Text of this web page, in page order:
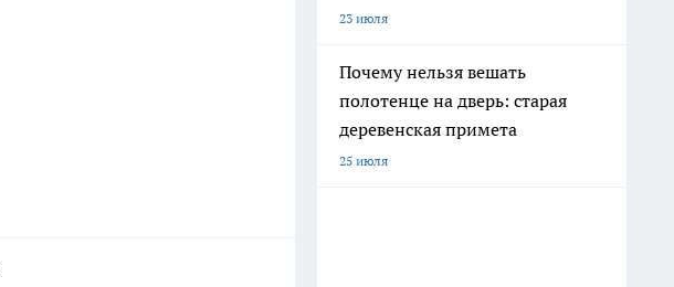
23 июля
Почему нельзя вешать
полотенце на дверь: старая
деревенская примета
25 июля